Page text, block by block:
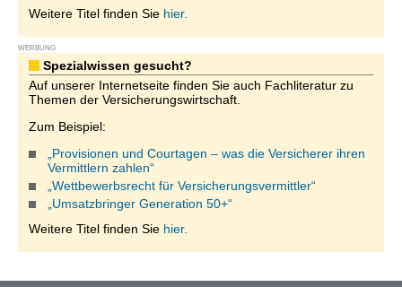
Weitere Titel finden Sie hier.
WERBUNG
Spezialwissen gesucht?
Auf unserer Internetseite finden Sie auch Fachliteratur zu
Themen der Versicherungswirtschaft.
Zum Beispiel:
„Provisionen und Courtagen – was die Versicherer ihren
Vermittlern zahlen“
„Wettbewerbsrecht für Versicherungsvermittler“
„Umsatzbringer Generation 50+“
Weitere Titel finden Sie hier.